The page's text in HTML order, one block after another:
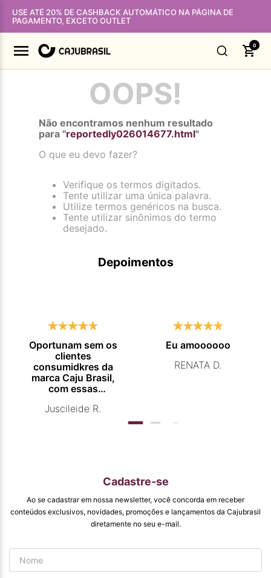
USE ATÉ 20% DE CASHBACK AUTOMÁTICO NA PÁGINA DE
PAGAMENTO, EXCETO OUTLET
0
OOPS!
Não encontramos nenhum resultado
para "reportedly026014677.html"
O que eu devo fazer?
Verifique os termos digitados.
Tente utilizar uma única palavra.
Utilize termos genéricos na busca.
Tente utilizar sinônimos do termo
desejado.
Depoimentos
Oportunam sem os
clientes
consumidkres da
marca Caju Brasil,
com essas
promocionais de
qualidade que vcs
entregam. Parabéns
#
pormaiscampanhaspromorcionais.
Juscileide R.
Eu amoooooo
RENATA D.
Cadastre-se
Ao se cadastrar em nossa newsletter, você concorda em receber
conteúdos exclusivos, novidades, promoções e lançamentos da Cajubrasil
diretamente no seu e-mail.